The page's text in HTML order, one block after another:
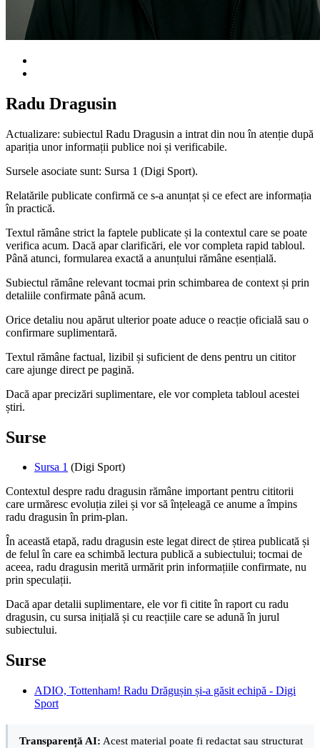
Radu Dragusin
Actualizare: subiectul Radu Dragusin a intrat din nou în atenție după
apariția unor informații publice noi și verificabile.
Sursele asociate sunt: Sursa 1 (Digi Sport).
Relatările publicate confirmă ce s-a anunțat și ce efect are informația
în practică.
Textul rămâne strict la faptele publicate și la contextul care se poate
verifica acum. Dacă apar clarificări, ele vor completa rapid tabloul.
Până atunci, formularea exactă a anunțului rămâne esențială.
Subiectul rămâne relevant tocmai prin schimbarea de context și prin
detaliile confirmate până acum.
Orice detaliu nou apărut ulterior poate aduce o reacție oficială sau o
confirmare suplimentară.
Textul rămâne factual, lizibil și suficient de dens pentru un cititor
care ajunge direct pe pagină.
Dacă apar precizări suplimentare, ele vor completa tabloul acestei
știri.
Surse
Sursa 1 (Digi Sport)
Contextul despre radu dragusin rămâne important pentru cititorii
care urmăresc evoluția zilei și vor să înțeleagă ce anume a împins
radu dragusin în prim-plan.
În această etapă, radu dragusin este legat direct de știrea publicată și
de felul în care ea schimbă lectura publică a subiectului; tocmai de
aceea, radu dragusin merită urmărit prin informațiile confirmate, nu
prin speculații.
Dacă apar detalii suplimentare, ele vor fi citite în raport cu radu
dragusin, cu sursa inițială și cu reacțiile care se adună în jurul
subiectului.
Surse
ADIO, Tottenham! Radu Drăgușin și-a găsit echipă - Digi
Sport
Transparență AI: Acest material poate fi redactat sau structurat